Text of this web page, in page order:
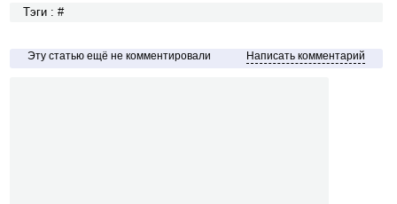
Тэги : #
Эту статью ещё не комментировали Написать комментарий